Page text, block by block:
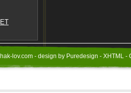
lov.com - design by Puredesign - XHTML -